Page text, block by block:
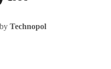
by Technopol